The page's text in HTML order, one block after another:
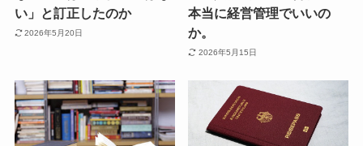
い」と訂正したのか
2026年5月20日
本当に経営管理でいいの
か。
2026年5月15日